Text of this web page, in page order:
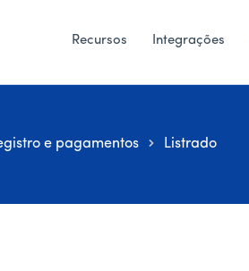
Recursos Integrações
e pagamentos Listrado